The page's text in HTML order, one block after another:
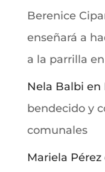
Berenice
enseñará a
a la parrilla
Nela Balbi en
bendecido y
comunales
Mariela Pérez